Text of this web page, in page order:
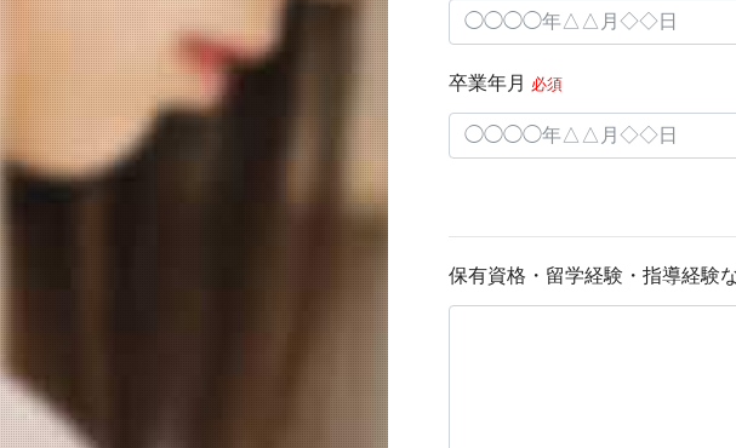
卒業年月 必須
保有資格・留学経験・指導経験